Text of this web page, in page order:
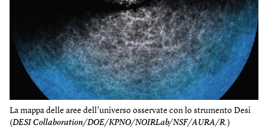
La mappa delle aree dell’universo osservate con lo strumento Desi
(DESI Collaboration/DOE/KPNO/NOIRLab/NSF/AURA/R.)